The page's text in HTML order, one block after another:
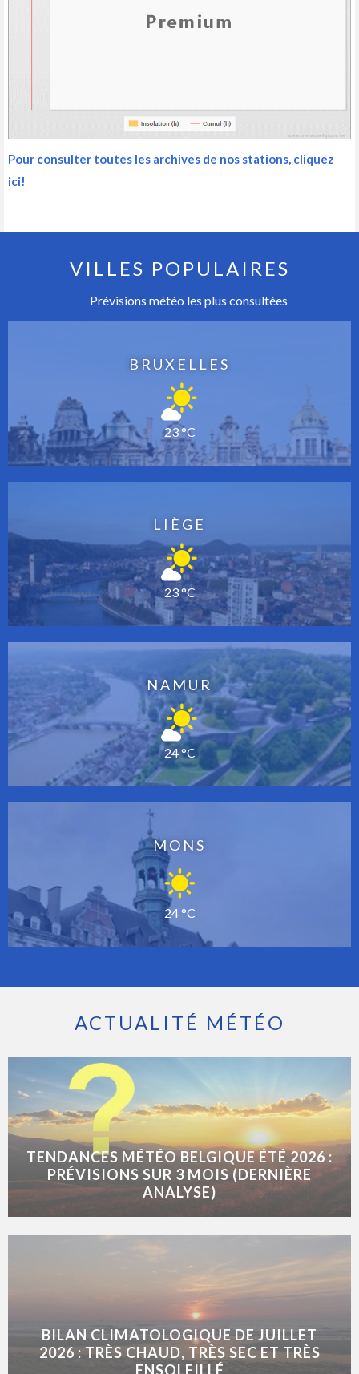
Pour consulter toutes les archives de nos stations, cliquez
ici!
VILLES POPULAIRES
Prévisions météo les plus consultées
BRUXELLES
23 °C
LIÈGE
23 °C
NAMUR
24 °C
MONS
24 °C
ACTUALITÉ MÉTÉO
TENDANCES MÉTÉO BELGIQUE ÉTÉ 2026 :
PRÉVISIONS SUR 3 MOIS (DERNIÈRE
ANALYSE)
BILAN CLIMATOLOGIQUE DE JUILLET
2026 : TRÈS CHAUD, TRÈS SEC ET TRÈS
ENSOLEILLÉ